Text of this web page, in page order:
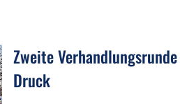
Zweite
Druck